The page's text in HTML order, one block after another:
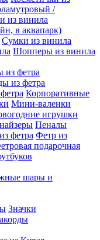
/
из винила
в аквапарк)
Сумки из винила
Шопперы из винила
из фетра
из фетра
Корпоративные
Мини-валенки
игрушки
Пеналы
фетра Фетр из
подарочная
шары и
Значки